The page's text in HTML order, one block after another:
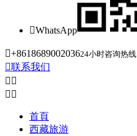
WhatsApp
+861868900203624小时咨询热线
联系我们
 
 
首頁
西藏旅游